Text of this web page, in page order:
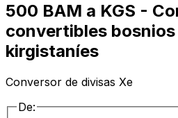
500 BAM a KGS -
convertibles bosnios
kirgistaníes
Conversor de divisas Xe
De: